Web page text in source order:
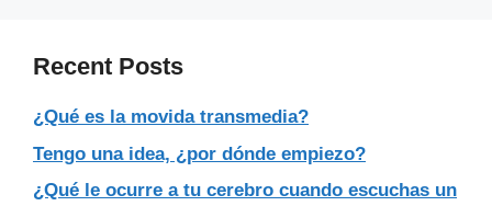
Recent Posts
¿Qué es la movida transmedia?
Tengo una idea, ¿por dónde empiezo?
¿Qué le ocurre a tu cerebro cuando escuchas un